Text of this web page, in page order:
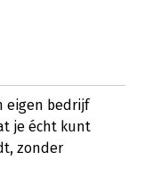
eigen bedrijf
je écht kunt
zonder